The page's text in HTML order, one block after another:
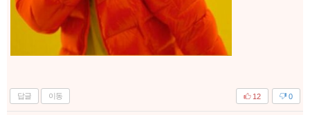
답글 이동 0
12